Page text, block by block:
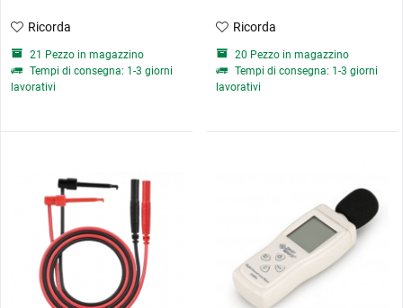
Ricorda
21 Pezzo in magazzino
Tempi di consegna: 1-3 giorni
lavorativi
Ricorda
20 Pezzo in magazzino
Tempi di consegna: 1-3 giorni
lavorativi